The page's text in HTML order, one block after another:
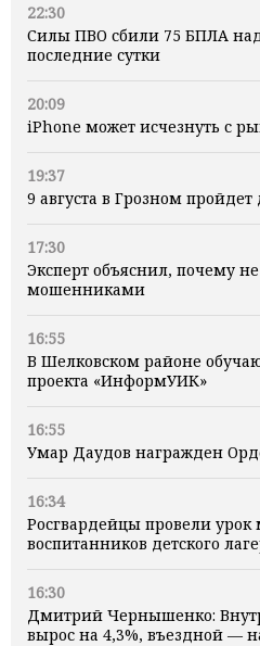
22:30
Силы ПВО сбили 75 БПЛА
последние сутки
20:09
iPhone может исчезнуть с
19:37
9 августа в Грозном
17:30
Эксперт объяснил, почему
мошенниками
16:55
В Шелковском районе
проекта «ИнформУИК»
16:55
Умар Даудов награжден
16:34
Росгвардейцы провели урок
воспитанников детского
16:30
Дмитрий Чернышенко:
вырос на 4,3%, въездной —